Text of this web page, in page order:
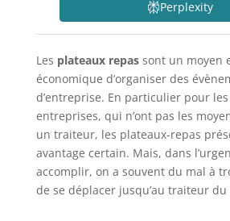
Perplexity
Les plateaux repassont un moyen
économique d’organiser des
d’entreprise. En particulier pour
entreprises, qui n’ont pas les
un traiteur, les plateaux-repas
avantage certain. Mais, dans
accomplir, on a souvent du mal à
de se déplacer jusqu’au traiteur du